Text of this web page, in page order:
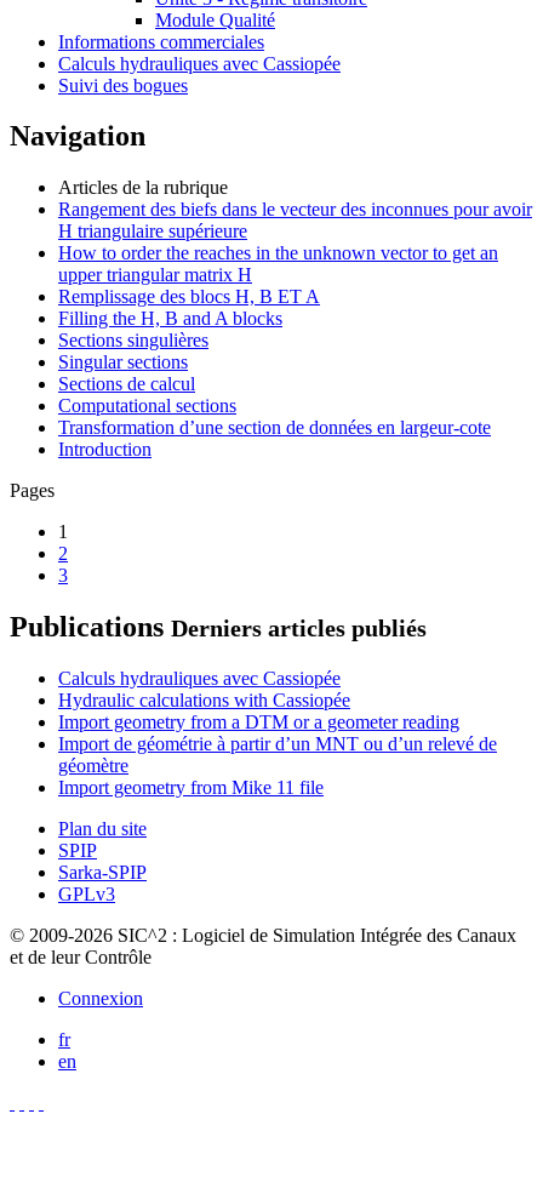
Module Qualité
Informations commerciales
Calculs hydrauliques avec Cassiopée
Suivi des bogues
Navigation
Articles de la rubrique
Rangement des biefs dans le vecteur des inconnues pour avoir
H triangulaire supérieure
How to order the reaches in the unknown vector to get an
upper triangular matrix H
Remplissage des blocs H, B ET A
Filling the H, B and A blocks
Sections singulières
Singular sections
Sections de calcul
Computational sections
Transformation d’une section de données en largeur-cote
Introduction
Pages
1
2
3
Publications Derniers articles publiés
Calculs hydrauliques avec Cassiopée
Hydraulic calculations with Cassiopée
Import geometry from a DTM or a geometer reading
Import de géométrie à partir d’un MNT ou d’un relevé de
géomètre
Import geometry from Mike 11 file
Plan du site
SPIP
Sarka-SPIP
GPLv3
© 2009-2026 SIC^2 : Logiciel de Simulation Intégrée des Canaux
et de leur Contrôle
Connexion
fr
en